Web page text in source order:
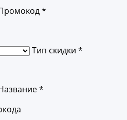
*
Тип скидки *
*